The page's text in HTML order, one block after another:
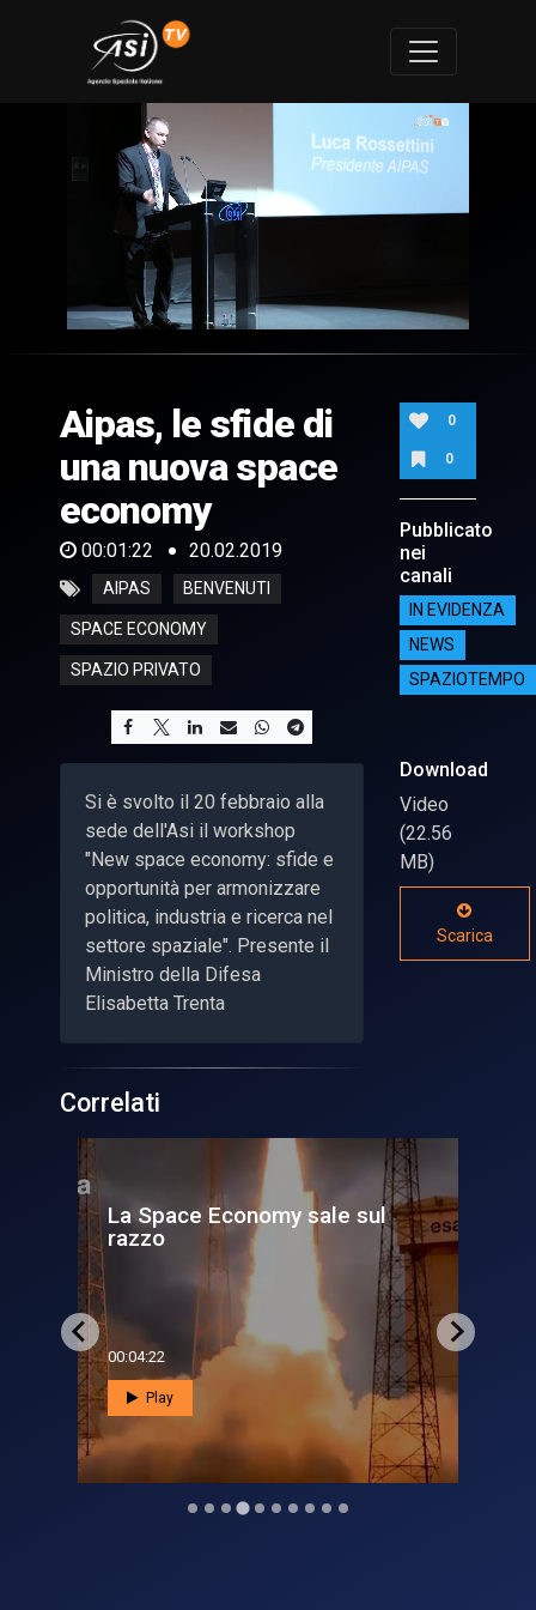
of
22
seconds
Aipas, le sfide di
una nuova space
economy
00:01:22 20.02.2019
AIPAS BENVENUTI
SPACE ECONOMY
SPAZIO PRIVATO
Si è svolto il 20 febbraio alla
sede dell'Asi il workshop
"New space economy: sfide e
opportunità per armonizzare
politica, industria e ricerca nel
settore spaziale". Presente il
Ministro della Difesa
Elisabetta Trenta
0
0
Pubblicato
nei
canali
IN EVIDENZA
NEWS
SPAZIOTEMPO
Download
Video
(22.56
MB)
Scarica
Correlati
Conclusa la 40ª edizione dello
Space Symposium: Lo s...
00:04:12
Play